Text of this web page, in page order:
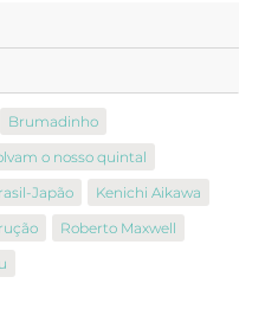
Brumadinho
o nosso quintal
Japão
Kenichi Aikawa
Roberto Maxwell